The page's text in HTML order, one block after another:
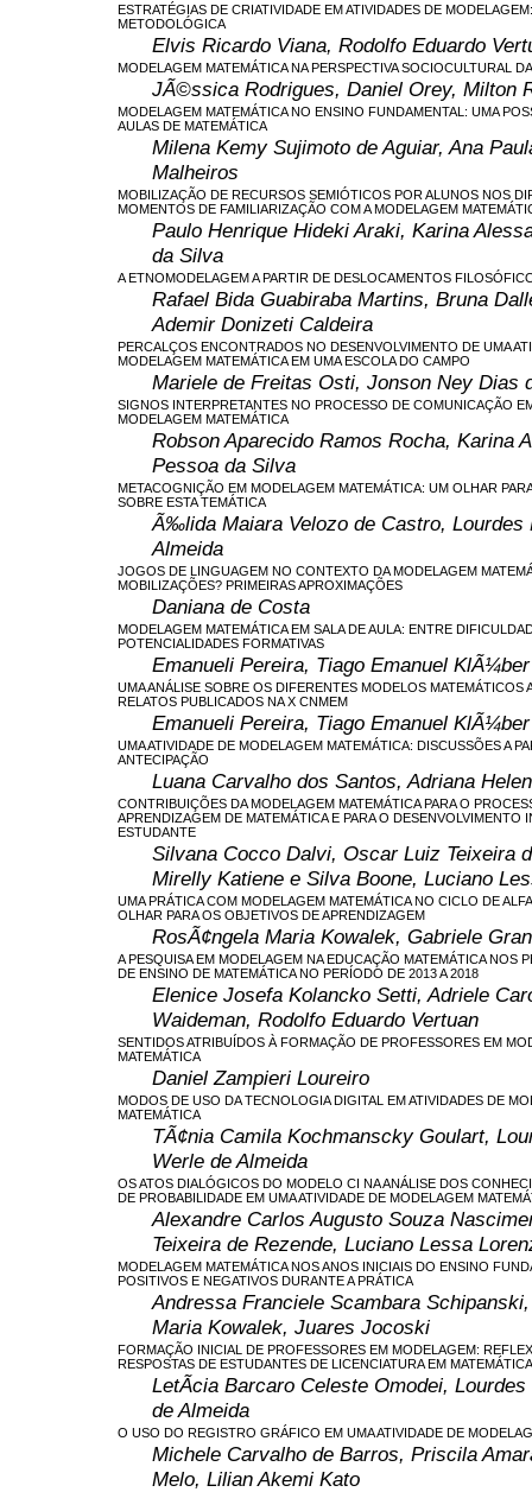
ESTRATÉGIAS DE CRIATIVIDADE EM ATIVIDADES DE
METODOLÓGICA
Elvis Ricardo Viana, Rodolfo Eduardo
MODELAGEM MATEMÁTICA NA PERSPECTIVA SOCIOCULTURAL
JÃ©ssica Rodrigues, Daniel Orey, Milton
MODELAGEM MATEMÁTICA NO ENSINO FUNDAMENTAL: UMA
AULAS DE MATEMÁTICA
Milena Kemy Sujimoto de Aguiar, Ana
Malheiros
MOBILIZAÇÃO DE RECURSOS SEMIÓTICOS POR ALUNOS NOS
MOMENTOS DE FAMILIARIZAÇÃO COM A MODELAGEM
Paulo Henrique Hideki Araki, Karina
da Silva
A ETNOMODELAGEM A PARTIR DE DESLOCAMENTOS
Rafael Bida Guabiraba Martins, Bruna
Ademir Donizeti Caldeira
PERCALÇOS ENCONTRADOS NO DESENVOLVIMENTO DE UMA
MODELAGEM MATEMÁTICA EM UMA ESCOLA DO CAMPO
Mariele de Freitas Osti, Jonson Ney Dias
SIGNOS INTERPRETANTES NO PROCESSO DE COMUNICAÇÃO
MODELAGEM MATEMÁTICA
Robson Aparecido Ramos Rocha, Karina
Pessoa da Silva
METACOGNIÇÃO EM MODELAGEM MATEMÁTICA: UM OLHAR
SOBRE ESTA TEMÁTICA
Ã‰lida Maiara Velozo de Castro, Lourdes
Almeida
JOGOS DE LINGUAGEM NO CONTEXTO DA MODELAGEM
MOBILIZAÇÕES? PRIMEIRAS APROXIMAÇÕES
Daniana de Costa
MODELAGEM MATEMÁTICA EM SALA DE AULA: ENTRE
POTENCIALIDADES FORMATIVAS
Emanueli Pereira, Tiago Emanuel KlÃ¼ber
UMA ANÁLISE SOBRE OS DIFERENTES MODELOS MATEMÁTICOS
RELATOS PUBLICADOS NA X CNMEM
Emanueli Pereira, Tiago Emanuel KlÃ¼ber
UMA ATIVIDADE DE MODELAGEM MATEMÁTICA: DISCUSSÕES A
ANTECIPAÇÃO
Luana Carvalho dos Santos, Adriana
CONTRIBUIÇÕES DA MODELAGEM MATEMÁTICA PARA O
APRENDIZAGEM DE MATEMÁTICA E PARA O DESENVOLVIMENTO
ESTUDANTE
Silvana Cocco Dalvi, Oscar Luiz Teixeira
Mirelly Katiene e Silva Boone, Luciano
UMA PRÁTICA COM MODELAGEM MATEMÁTICA NO CICLO DE
OLHAR PARA OS OBJETIVOS DE APRENDIZAGEM
RosÃ¢ngela Maria Kowalek, Gabriele
A PESQUISA EM MODELAGEM NA EDUCAÇÃO MATEMÁTICA NOS
DE ENSINO DE MATEMÁTICA NO PERÍODO DE 2013 A 2018
Elenice Josefa Kolancko Setti, Adriele
Waideman, Rodolfo Eduardo Vertuan
SENTIDOS ATRIBUÍDOS À FORMAÇÃO DE PROFESSORES EM
MATEMÁTICA
Daniel Zampieri Loureiro
MODOS DE USO DA TECNOLOGIA DIGITAL EM ATIVIDADES DE
MATEMÁTICA
TÃ¢nia Camila Kochmanscky Goulart,
Werle de Almeida
OS ATOS DIALÓGICOS DO MODELO CI NA ANÁLISE DOS
DE PROBABILIDADE EM UMA ATIVIDADE DE MODELAGEM
Alexandre Carlos Augusto Souza
Teixeira de Rezende, Luciano Lessa
MODELAGEM MATEMÁTICA NOS ANOS INICIAIS DO ENSINO
POSITIVOS E NEGATIVOS DURANTE A PRÁTICA
Andressa Franciele Scambara
Maria Kowalek, Juares Jocoski
FORMAÇÃO INICIAL DE PROFESSORES EM MODELAGEM:
RESPOSTAS DE ESTUDANTES DE LICENCIATURA EM MATEMÁTICA
LetÃ­cia Barcaro Celeste Omodei,
de Almeida
O USO DO REGISTRO GRÁFICO EM UMA ATIVIDADE DE
Michele Carvalho de Barros, Priscila
Melo, Lilian Akemi Kato